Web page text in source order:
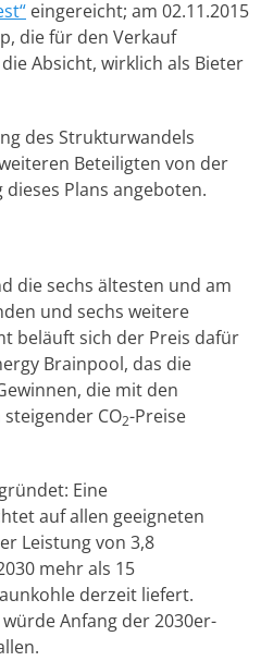
eingereicht; am 02.11.2015
die für den Verkauf
Absicht, wirklich als Bieter
des Strukturwandels
Beteiligten von der
Plans angeboten.
die sechs ältesten und am
und sechs weitere
beläuft sich der Preis dafür
Brainpool, das die
die mit den
CO2-Preise
Eine
auf allen geeigneten
Leistung von 3,8
mehr als 15
derzeit liefert.
Anfang der 2030er-